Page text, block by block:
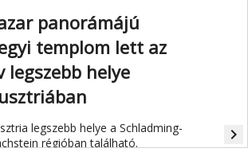
panorámájú
templom lett az
legszebb helye
legszebb helye a Schladming-
régióban található.
navigate_next